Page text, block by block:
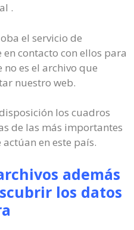
.
el servicio de
contacto con ellos para
no es el archivo que
nuestro web.
los cuadros
de las más importantes
en este país.
además
los datos